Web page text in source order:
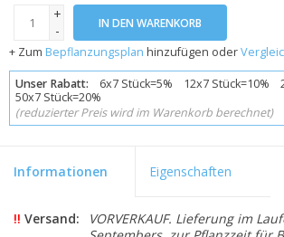
+
-
IN DEN WARENKORB
+ Zum Bepflanzungsplan hinzufügen oder
Unser Rabatt: 6x7 Stück=5% 12x7 Stück=10%
50x7 Stück=20%
(reduzierter Preis wird im Warenkorb berechnet)
Informationen Eigenschaften
!! Versand:
VORVERKAUF. Lieferung im